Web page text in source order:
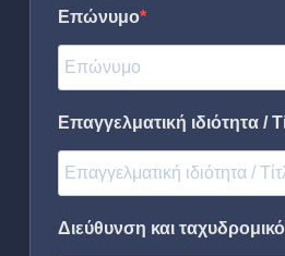
Επώνυμο
Επαγγελματική ιδιότητα /
Διεύθυνση και